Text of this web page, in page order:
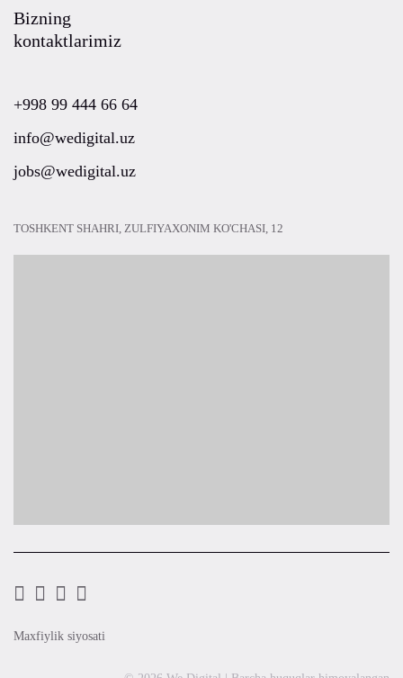
Bizning
kontaktlarimiz
+998 99 444 66 64
info@wedigital.uz
jobs@wedigital.uz
TOSHKENT SHAHRI, ZULFIYAXONIM KO'CHASI, 12
Maxfiylik siyosati